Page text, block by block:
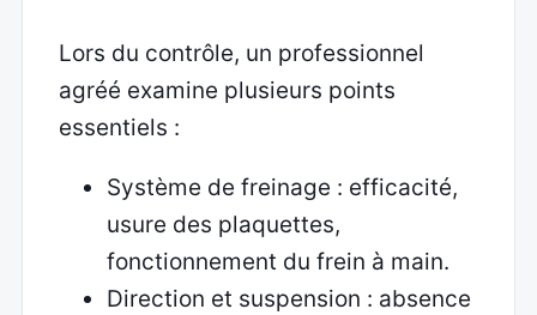
Lors du contrôle, un professionnel
agréé examine plusieurs points
essentiels :
Système de freinage : efficacité,
usure des plaquettes,
fonctionnement du frein à main.
Direction et suspension : absence